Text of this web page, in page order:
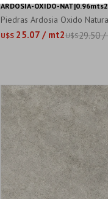
Piedras Ardosia Oxido
U$S 25.07 / mt2U$S29.50
ARDOSIA-OXIDO-NAT|0.96mts2